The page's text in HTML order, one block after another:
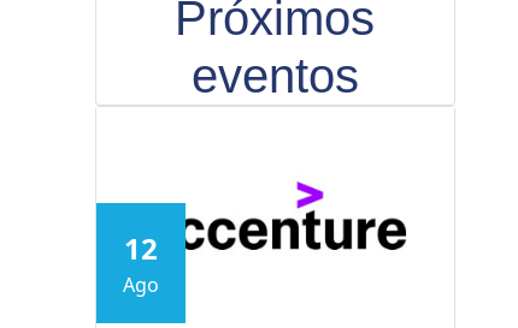
Próximos
eventos
12
Ago